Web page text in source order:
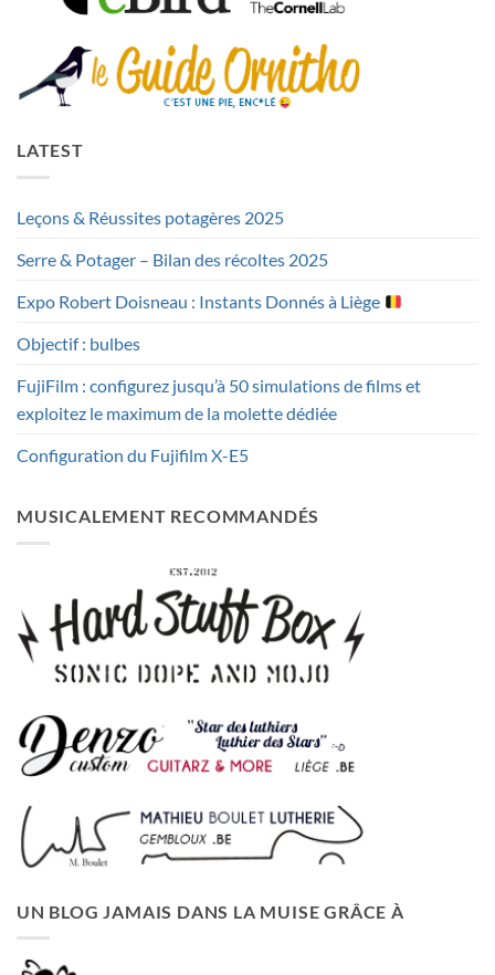
LATEST
Leçons & Réussites potagères 2025
Serre & Potager – Bilan des récoltes 2025
Expo Robert Doisneau : Instants Donnés à Liège
Objectif : bulbes
FujiFilm : configurez jusqu’à 50 simulations de films et
exploitez le maximum de la molette dédiée
Configuration du Fujifilm X-E5
MUSICALEMENT RECOMMANDÉS
UN BLOG JAMAIS DANS LA MUISE GRÂCE À